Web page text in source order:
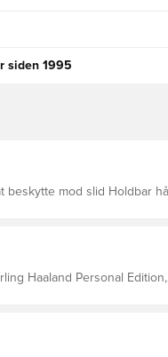
siden 1995
mod slid Holdbar hård
Haaland Personal Edition,